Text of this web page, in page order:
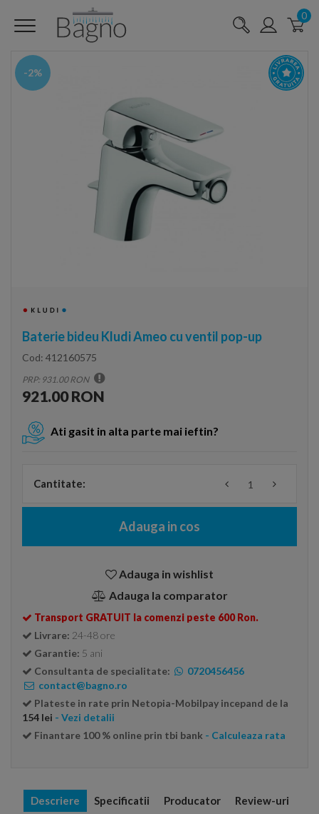
0
-2%
Baterie bideu Kludi Ameo cu ventil pop-up
Cod: 412160575
PRP: 931.00 RON
921.00 RON
Ati gasit in alta parte mai ieftin?
Cantitate:
Adauga in cos
Adauga in wishlist
Adauga la comparator
Transport GRATUIT la comenzi peste 600 Ron.
Livrare: 24-48 ore
Garantie: 5 ani
Consultanta de specialitate:
0720456456
contact@bagno.ro
Plateste in rate prin Netopia-Mobilpay incepand de la
154 lei - Vezi detalii
Finantare 100 % online prin tbi bank - Calculeaza rata
Descriere Specificatii Producator Review-uri